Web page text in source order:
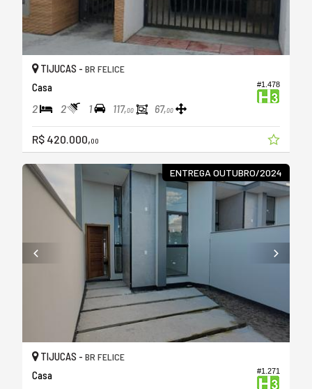
#1.478
TIJUCAS - BR FELICE
Casa
2 2 1 117,00 67,00
R$ 420.000,00
ENTREGA OUTUBRO/2024
#1.271
TIJUCAS - BR FELICE
Casa